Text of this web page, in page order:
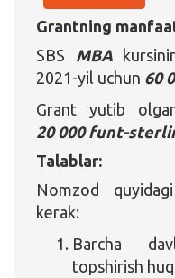
Grantning
SBS MBA
2021-yil uchun 60
Grant yutib
20 000 funt-
Talablar:
Nomzod
kerak:
Barcha
topshirish